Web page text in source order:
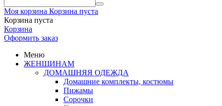
Моя корзина Корзина пуста
Корзина пуста
Корзина
Оформить заказ
Меню
ЖЕНЩИНАМ
ДОМАШНЯЯ ОДЕЖДА
Домашние комплекты, костюмы
Пижамы
Сорочки